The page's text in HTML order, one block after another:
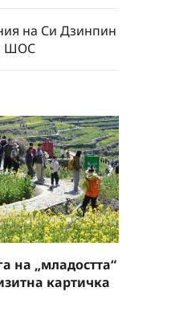
на Си Дзинпин
ШОС
на „младостта“
картичка